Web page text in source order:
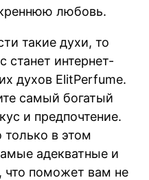
любовь.
такие духи, то
интернет-
духов ElitPerfume.
самый богатый
и предпочтение.
только в этом
адекватные и
что поможет вам не